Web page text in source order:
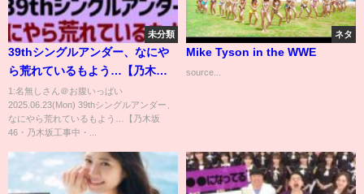
未分類
39thシングルアンダー、なにや
ら荒れているもよう…【乃木坂
46・乃木坂工事中・乃木坂配信
中】
1:名無しさん＠お腹いっぱい
2025.06.23(Mon) 39thシングルアンダー、
なにやら荒れているもよう…【乃木坂
46・乃木坂工事中・...
ネタ
Mike Tyson in the WWE
source...